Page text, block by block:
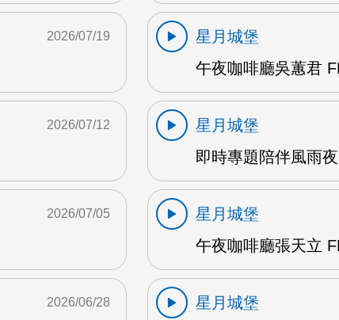
2026/07/19
星月城堡
午夜咖啡廳吳蕙君
2026/07/12
星月城堡
即時專題陪伴風雨
2026/07/05
星月城堡
午夜咖啡廳張天立
2026/06/28
星月城堡